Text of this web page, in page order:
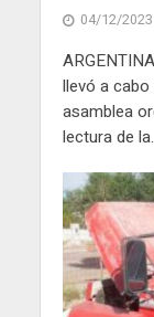
04/12/2023
llevó a cabo
asamblea
lectura de